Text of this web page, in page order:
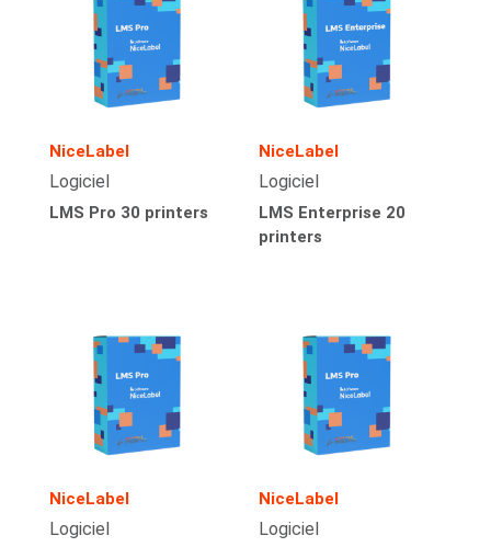
NiceLabel
Logiciel
LMS Pro 30 printers
NiceLabel
Logiciel
LMS Enterprise 20
printers
NiceLabel
Logiciel
NiceLabel
Logiciel